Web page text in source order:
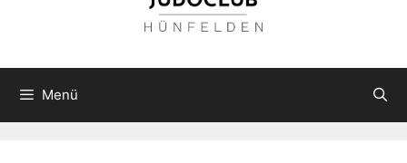
Menü